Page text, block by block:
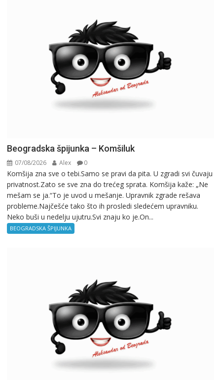
Beogradska špijunka – Komšiluk
07/08/2026 Alex 0
Komšija zna sve o tebi.Samo se pravi da pita. U zgradi svi čuvaju
privatnost.Zato se sve zna do trećeg sprata. Komšija kaže: „Ne
mešam se ja.“To je uvod u mešanje. Upravnik zgrade rešava
probleme.Najčešće tako što ih prosledi sledećem upravniku.
Neko buši u nedelju ujutru.Svi znaju ko je.On...
BEOGRADSKA ŠPIJUNKA